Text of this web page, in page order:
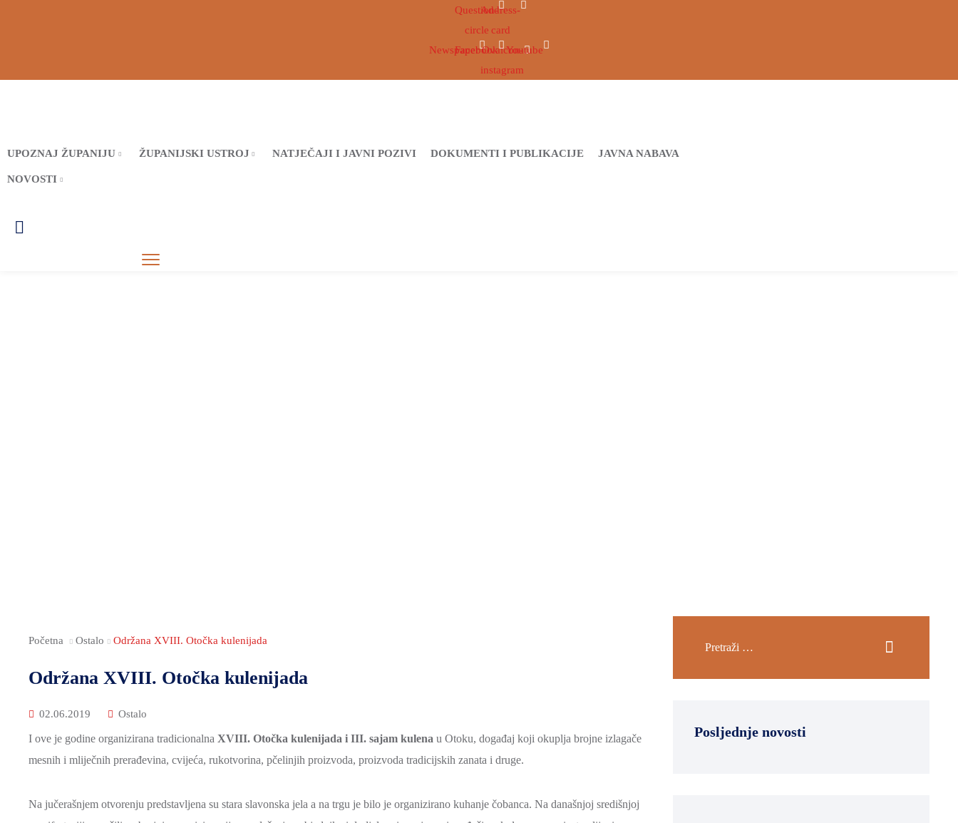
Question-
circle
Address-
card
Newspaper
FacebookOvaicon-
instagram
Youtube
UPOZNAJ ŽUPANIJU ŽUPANIJSKI USTROJ NATJEČAJI I JAVNI POZIVI DOKUMENTI I PUBLIKACIJE JAVNA NABAVA
NOVOSTI
Početna Ostalo Održana XVIII. Otočka kulenijada
Održana XVIII. Otočka kulenijada
02.06.2019 Ostalo
I ove je godine organizirana tradicionalna XVIII. Otočka kulenijada i III. sajam kulena u Otoku, događaj koji okuplja brojne izlagače
mesnih i mliječnih prerađevina, cvijeća, rukotvorina, pčelinjih proizvoda, proizvoda tradicijskih zanata i druge.
Na jučerašnjem otvorenju predstavljena su stara slavonska jela a na trgu je bilo je organizirano kuhanje čobanca. Na današnjoj središnjoj
Posljednje novosti